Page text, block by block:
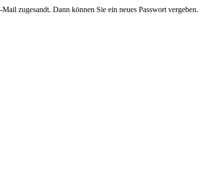
zugesandt. Dann können Sie ein neues Passwort vergeben.